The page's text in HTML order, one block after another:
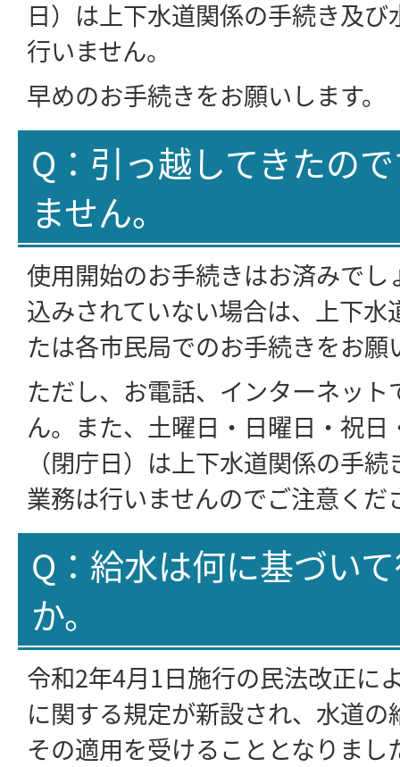
日）は上下水道関係の手続き及
行いません。
早めのお手続きをお願いします。
Q：引っ越してきたの
ません。
使用開始のお手続きはお済みでし
込みされていない場合は、上下水
たは各市民局でのお手続きをお願
ただし、お電話、インターネッ
ん。また、土曜日・日曜日・祝
（閉庁日）は上下水道関係の手
業務は行いませんのでご注意くだ
Q：給水は何に基づい
か。
令和2年4月1日施行の民法改正に
に関する規定が新設され、水道の
その適用を受けることとなりまし